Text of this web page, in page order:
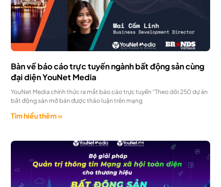
Bàn về báo cáo trực tuyến ngành bất động sản cùng
đại diện YouNet Media
YouNet Media chính thức ra mắt báo cáo trực tuyến “Theo dõi 250 dự án
bất động sản mở bán được thảo luận trên mạng
Tìm hiểu thêm »